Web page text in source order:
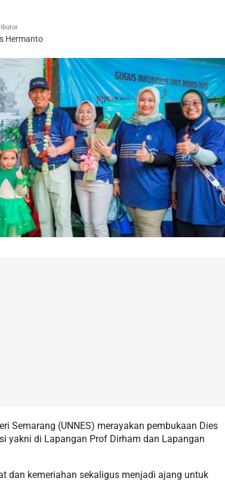
Hermanto
Semarang (UNNES) merayakan pembukaan Dies
yakni di Lapangan Prof Dirham dan Lapangan
dan kemeriahan sekaligus menjadi ajang untuk